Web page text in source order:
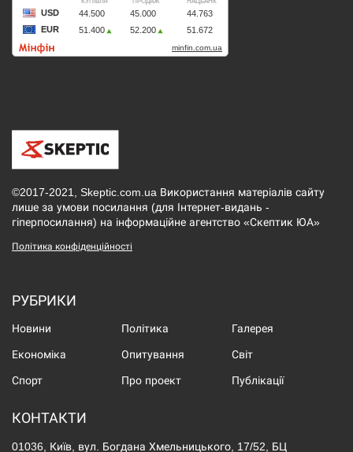
©2017-2021, Skeptic.com.ua Використання матеріалів сайту
лише за умови посилання (для Інтернет-видань -
гіперпосилання) на інформаційне агентство «Скептик ЮА»
Політика конфіденційності
РУБРИКИ
Новини Політика Галерея
Економіка Опитування Світ
Спорт Про проект Публікації
КОНТАКТИ
01036, Київ, вул. Богдана Хмельницького, 17/52, БЦ